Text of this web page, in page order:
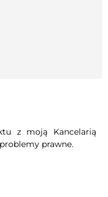
z moją Kancelarią
prawne.